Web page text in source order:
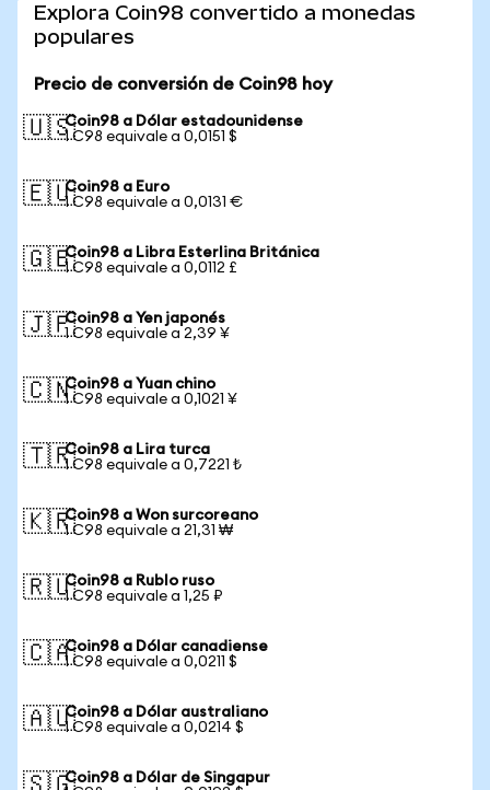
Explora Coin98 convertido a monedas
populares
Precio de conversión de Coin98 hoy
🇺🇸Coin98 a Dólar estadounidense
1 C98 equivale a 0,0151 $
🇪🇺Coin98 a Euro
1 C98 equivale a 0,0131 €
🇬🇧Coin98 a Libra Esterlina Británica
1 C98 equivale a 0,0112 £
🇯🇵Coin98 a Yen japonés
1 C98 equivale a 2,39 ¥
🇨🇳Coin98 a Yuan chino
1 C98 equivale a 0,1021 ¥
🇹🇷Coin98 a Lira turca
1 C98 equivale a 0,7221 ₺
🇰🇷Coin98 a Won surcoreano
1 C98 equivale a 21,31 ₩
🇷🇺Coin98 a Rublo ruso
1 C98 equivale a 1,25 ₽
🇨🇦Coin98 a Dólar canadiense
1 C98 equivale a 0,0211 $
🇦🇺Coin98 a Dólar australiano
1 C98 equivale a 0,0214 $
Coin98 a Dólar de Singapur